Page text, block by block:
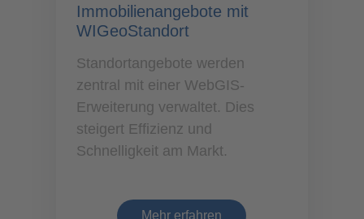
Immobilienangebote mit
WIGeoStandort
Standortangebote werden
zentral mit einer WebGIS-
Erweiterung verwaltet. Dies
steigert Effizienz und
Schnelligkeit am Markt.
Mehr erfahren